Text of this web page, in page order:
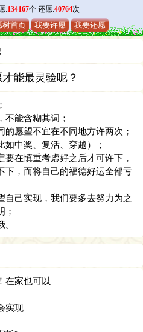
:134167个 还愿:40764次
树首页 我要许愿 我要还愿
能最灵验呢？
不能含糊其词；
愿望不宜在不同地方许两次；
如中奖、复活、穿越）；
在慎重考虑好之后才可许下，
下，而将自己的福德好运全部亏
自己实现，我们要多去努力为之
；
在家也可以
实现